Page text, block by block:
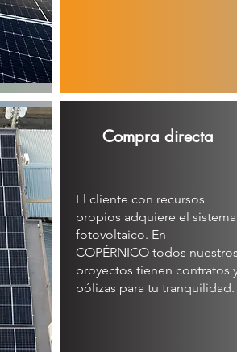
Compra directa
El cliente con recursos
propios adquiere el sistema
fotovoltaico. En
COPÉRNICO todos
proyectos tienen contratos
pólizas para tu tranquilidad.